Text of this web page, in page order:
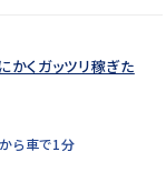
かくガッツリ稼ぎた
ら車で1分